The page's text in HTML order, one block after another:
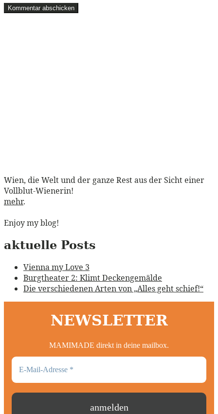
Wien, die Welt und der ganze Rest aus der Sicht einer
Vollblut-Wienerin!
mehr.
Enjoy my blog!
aktuelle Posts
Vienna my Love 3
Burgtheater 2: Klimt Deckengemälde
Die verschiedenen Arten von „Alles geht schief!“
NEWSLETTER
MAMIMADE direkt in deine mailbox.